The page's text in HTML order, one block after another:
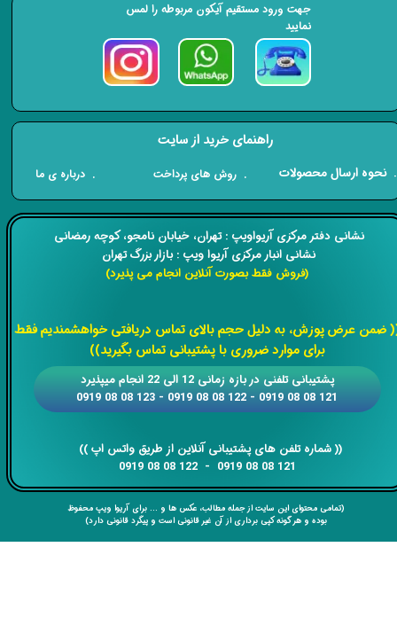
​​نشانی دفتر مرکزی آریواویپ : تهران، خیابان نامجو،کوچه رمضانی
نشانی انبار مرکزی آریوا ویپ : بازار بزرگ تهران
(فروش فقط بصورت آنلاین انجام می پذیرد)
ضمن عرض پوزش، به دلیل حجم بالای تماس دریافتی خواهشمندیم فقط
برای موارد ضروری با پشتیبانی تماس بگیرید))
​​​​​​​​​​​​​​(( ​​​​​​​شماره تلفن های پشتیبانی آنلاین از طریق واتس اپ ))
​​​​​​​121 08 08 0919 - 122 08 08 0919
​​پشتیبانی تلفنی در بازه زمانی 12 الی 22 انجام میپذیرد
121 08 08 0919 - 122 08 08 0919 - 123 08 08 0919
(تمامی محتوای این سایت از جمله مطالب، عکس ها و ... برای آریوا ویپ محفوظ
بوده و هر گونه کپی برداری از آن غیر قانونی است و پیگرد قانونی دارد)
راهنمای خرید از سایت
​. نحوه ارسال محصولات . روش های پرداخت . درباره ی ما
جهت ورود مستقیم آیکون مربوطه را لمس
نمایید